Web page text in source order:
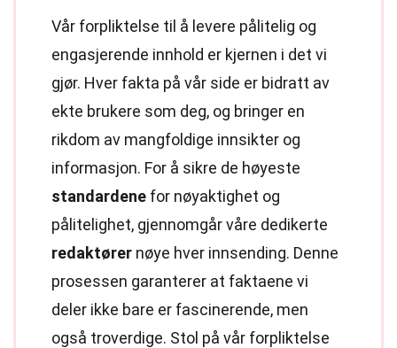
Vår forpliktelse til å levere pålitelig og
engasjerende innhold er kjernen i det vi
gjør. Hver fakta på vår side er bidratt av
ekte brukere som deg, og bringer en
rikdom av mangfoldige innsikter og
informasjon. For å sikre de høyeste
standardene for nøyaktighet og
pålitelighet, gjennomgår våre dedikerte
redaktører nøye hver innsending. Denne
prosessen garanterer at faktaene vi
deler ikke bare er fascinerende, men
også troverdige. Stol på vår forpliktelse